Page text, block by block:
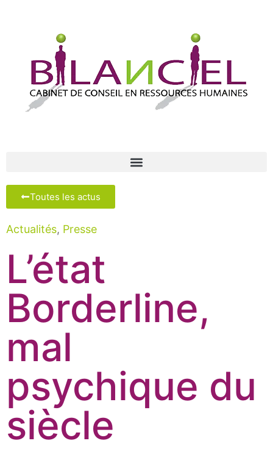
Toutes les actus
Actualités, Presse
L’état
Borderline,
mal
psychique du
siècle